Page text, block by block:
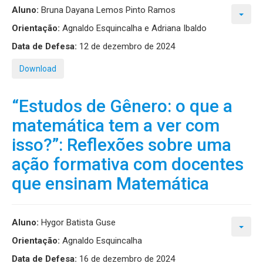
Aluno: Bruna Dayana Lemos Pinto Ramos
Orientação: Agnaldo Esquincalha e Adriana Ibaldo
Data de Defesa: 12 de dezembro de 2024
Download
“Estudos de Gênero: o que a
matemática tem a ver com
isso?”: Reflexões sobre uma
ação formativa com docentes
que ensinam Matemática
Aluno: Hygor Batista Guse
Orientação: Agnaldo Esquincalha
Data de Defesa: 16 de dezembro de 2024